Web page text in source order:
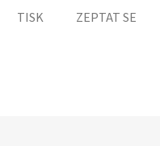
TISK ZEPTAT SE